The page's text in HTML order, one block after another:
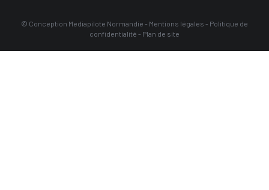
© Conception Mediapilote Normandie - Mentions légales - Politique de
confidentialité - Plan de site